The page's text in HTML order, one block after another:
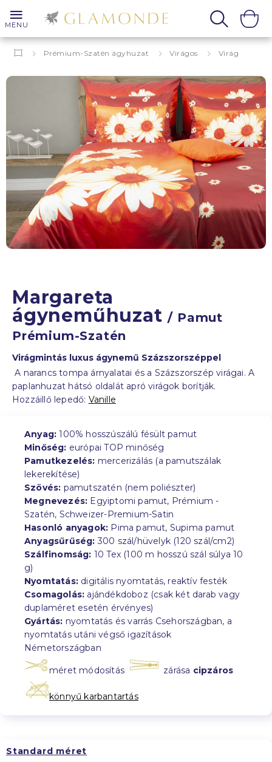
MENU
Prémium-Szatén ágyhuzat Virágos Virág
Margareta
Margareta
ágyneműhuzat/ Pamut
Prémium-Szatén
Virágmintás luxus ágynemű Százszorszéppel
A narancs tompa árnyalatai és a Százszorszép virágai. A
paplanhuzat hátsó oldalát apró virágok borítják.
Hozzáillő lepedő: Vanille
Anyag: 100% hosszúszálú fésült pamut
Minőség: európai TOP minőség
Pamutkezelés: mercerizálás (a pamutszálak
lekerekítése)
Szövés: pamutszatén (nem poliészter)
Megnevezés: Egyiptomi pamut, Prémium -
Szatén, Schweizer-Premium-Satin
Hasonló anyagok: Pima pamut, Supima pamut
Anyagsűrűség: 300 szál/hüvelyk (120 szál/cm2)
Szálfinomság: 10 Tex (100 m hosszú szál súlya 10
g)
Nyomtatás: digitális nyomtatás, reaktív festék
Csomagolás: ajándékdoboz (csak két darab vagy
duplaméret esetén érvényes)
Gyártás: nyomtatás és varrás Csehországban, a
nyomtatás utáni végső igazítások
Németországban
méret módosítás zárása cipzáros
könnyű karbantartás
Standard méret